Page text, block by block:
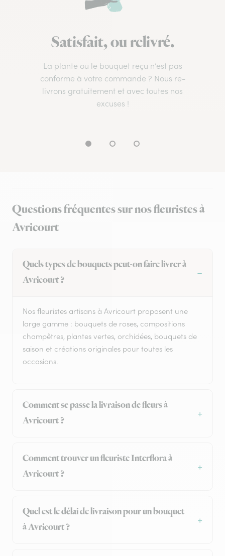
Satisfait, ou relivré.
La plante ou le bouquet reçu n’est pas
conforme à votre commande ? Nous re-
livrons gratuitement et avec toutes nos
excuses !
Questions fréquentes sur nos fleuristes à
Avricourt
Quels types de bouquets peut-on faire livrer à
Avricourt ?
Nos fleuristes artisans à Avricourt proposent une
large gamme : bouquets de roses, compositions
champêtres, plantes vertes, orchidées, bouquets de
saison et créations originales pour toutes les
occasions.
Comment se passe la livraison de fleurs à
Avricourt ?
Comment trouver un fleuriste Interflora à
Avricourt ?
Quel est le délai de livraison pour un bouquet
à Avricourt ?